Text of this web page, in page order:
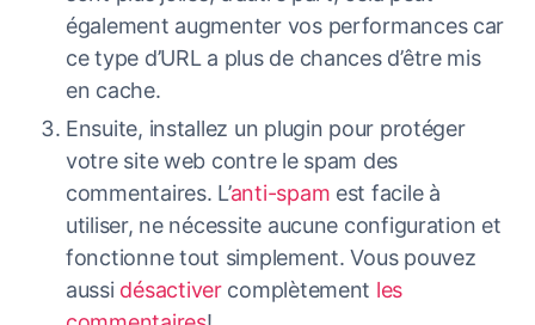
également augmenter vos performances car
ce type d’URL a plus de chances d’être mis
en cache.
Ensuite, installez un plugin pour protéger
votre site web contre le spam des
commentaires. L’anti-spam est facile à
utiliser, ne nécessite aucune configuration et
fonctionne tout simplement. Vous pouvez
aussi désactivercomplètement les